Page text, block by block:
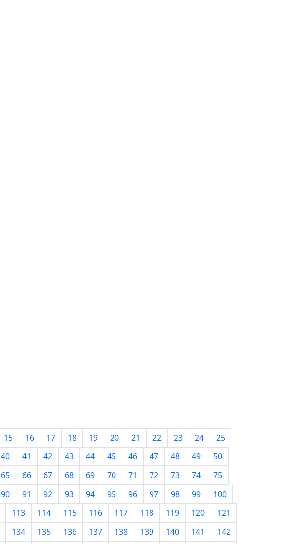
15 16 17 18 19 20 21 22 23 24
25
40 41 42 43 44 45 46 47 48 49
50
65 66 67 68 69 70 71 72 73 74
75
90 91 92 93 94 95 96 97 98 99
100
113 114 115 116 117 118 119 120
121
134 135 136 137 138 139 140 141 142